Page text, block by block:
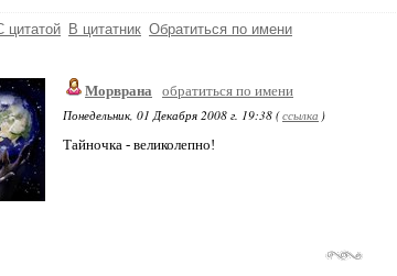
цитатой В цитатник Обратиться по имени
Морврана
обратиться по имени
Понедельник, 01 Декабря 2008 г. 19:38 (ссылка )
Тайночка - великолепно!